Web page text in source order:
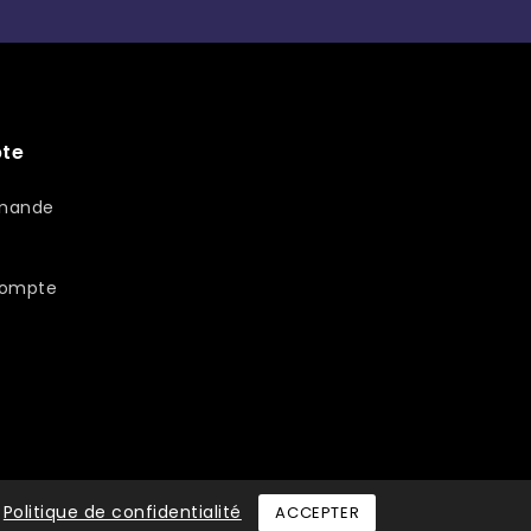
Politique de confidentialité ACCEPTER